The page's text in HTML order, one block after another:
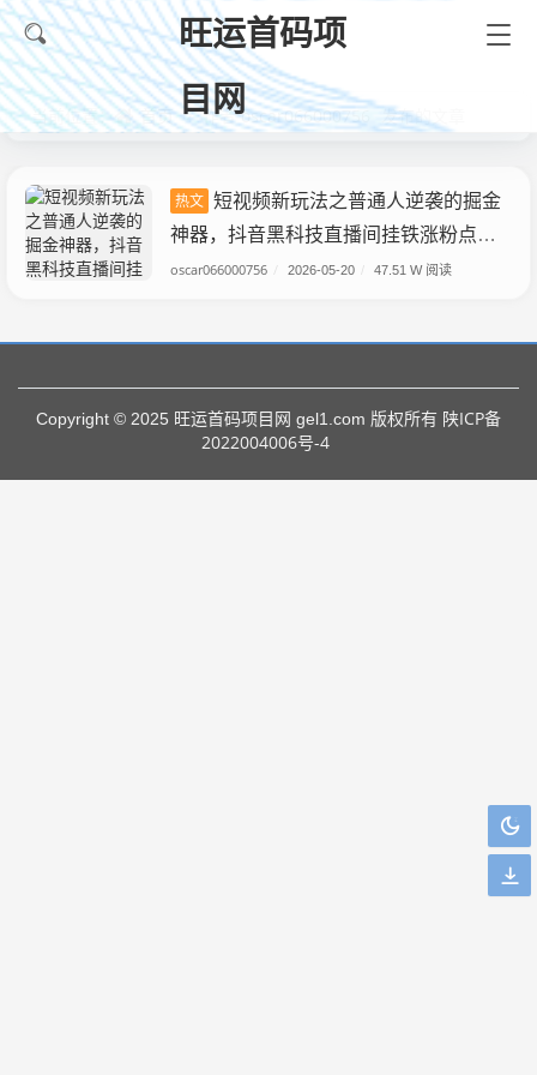
旺运首码项
目网
当前位置： 首页 作者oscar066000756 发布的文章
热文 短视频新玩法之普通人逆袭的掘金
神器，抖音黑科技直播间挂铁涨粉点赞
云端商城招募合伙人
oscar066000756 2026-05-20 47.51 W 阅读
Copyright © 2025 旺运首码项目网 gel1.com 版权所有 陕ICP备
2022004006号-4